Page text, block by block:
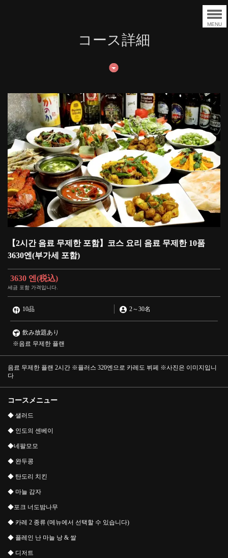
MENU
コース詳細
【2시간 음료 무제한 포함】코스 요리 음료 무제한 10품
3630엔(부가세 포함)
3630 엔(税込)
세금 포함 가격입니다.
10品 2～30名
飲み放題あり
※음료 무제한 플랜
음료 무제한 플랜 2시간 ※플러스 320엔으로 카레도 뷔페 ※사진은 이미지입니
다
コースメニュー
◆ 샐러드
◆ 인도의 센베이
◆네팔모모
◆ 완두콩
◆ 탄도리 치킨
◆ 마늘 감자
◆포크 너도밤나무
◆ 카레 2 종류 (메뉴에서 선택할 수 있습니다)
◆ 플레인 난 마늘 낭 & 쌀
◆ 디저트